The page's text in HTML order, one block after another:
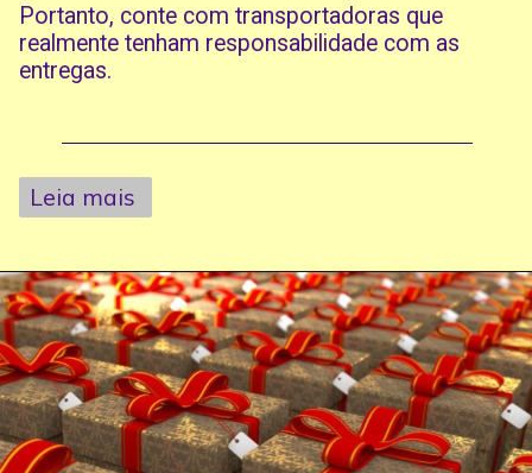
Portanto, conte com transportadoras que
realmente tenham responsabilidade com as
entregas.
Leia mais